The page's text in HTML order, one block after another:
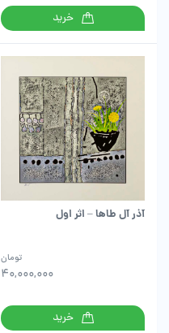
خرید
آذر آل طاها – اثر اول
40,000,000
تومان
خرید